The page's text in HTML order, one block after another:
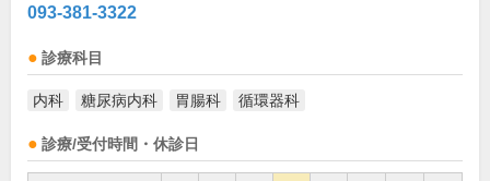
093-381-3322
診療科目
内科 糖尿病内科 胃腸科 循環器科
診療/受付時間・休診日